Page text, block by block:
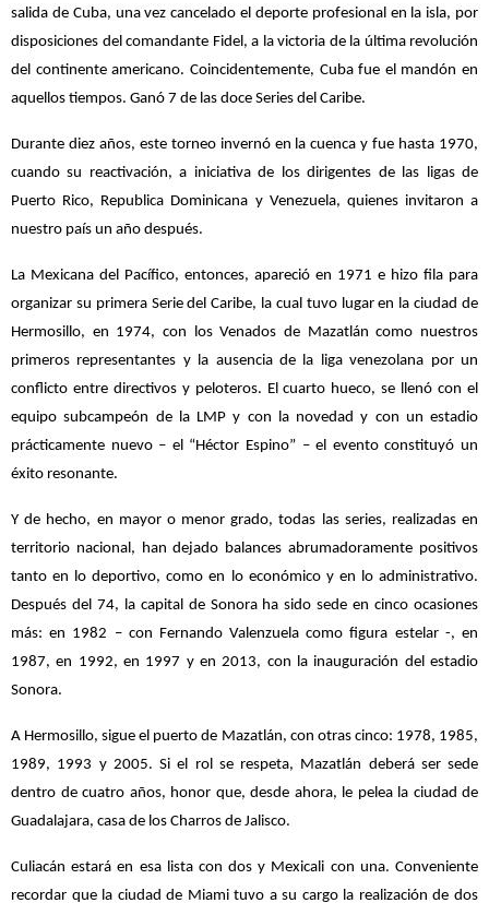
salida de Cuba, una vez cancelado el deporte profesional en la isla, por
disposiciones del comandante Fidel, a la victoria de la última revolución
del continente americano. Coincidentemente, Cuba fue el mandón en
aquellos tiempos. Ganó 7 de las doce Series del Caribe.
Durante diez años, este torneo invernó en la cuenca y fue hasta 1970,
cuando su reactivación, a iniciativa de los dirigentes de las ligas de
Puerto Rico, Republica Dominicana y Venezuela, quienes invitaron a
nuestro país un año después.
La Mexicana del Pacífico, entonces, apareció en 1971 e hizo fila para
organizar su primera Serie del Caribe, la cual tuvo lugar en la ciudad de
Hermosillo, en 1974, con los Venados de Mazatlán como nuestros
primeros representantes y la ausencia de la liga venezolana por un
conflicto entre directivos y peloteros. El cuarto hueco, se llenó con el
equipo subcampeón de la LMP y con la novedad y con un estadio
prácticamente nuevo – el “Héctor Espino” – el evento constituyó un
éxito resonante.
Y de hecho, en mayor o menor grado, todas las series, realizadas en
territorio nacional, han dejado balances abrumadoramente positivos
tanto en lo deportivo, como en lo económico y en lo administrativo.
Después del 74, la capital de Sonora ha sido sede en cinco ocasiones
más: en 1982 – con Fernando Valenzuela como figura estelar -, en
1987, en 1992, en 1997 y en 2013, con la inauguración del estadio
Sonora.
A Hermosillo, sigue el puerto de Mazatlán, con otras cinco: 1978, 1985,
1989, 1993 y 2005. Si el rol se respeta, Mazatlán deberá ser sede
dentro de cuatro años, honor que, desde ahora, le pelea la ciudad de
Guadalajara, casa de los Charros de Jalisco.
Culiacán estará en esa lista con dos y Mexicali con una. Conveniente
recordar que la ciudad de Miami tuvo a su cargo la realización de dos